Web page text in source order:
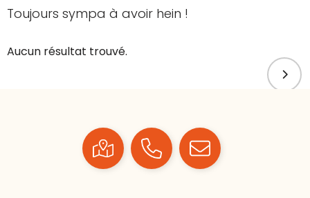
Toujours sympa à avoir hein !
Aucun résultat trouvé.